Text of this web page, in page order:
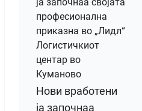
Нови вработени
ја започнаа